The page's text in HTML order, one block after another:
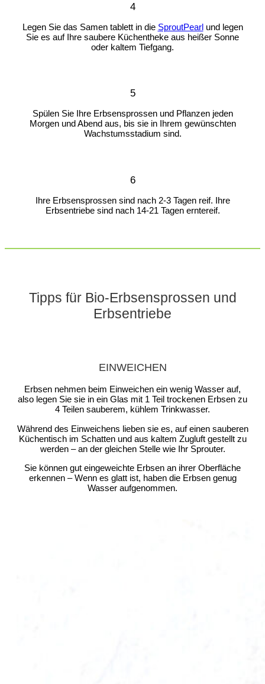
4
Legen Sie das Samen tablett in die SproutPearlund legen
Sie es auf Ihre saubere Küchentheke aus heißer Sonne
oder kaltem Tiefgang.
5
Spülen Sie Ihre Erbsensprossen und Pflanzen jeden
Morgen und Abend aus, bis sie in Ihrem gewünschten
Wachstumsstadium sind.
6
Ihre Erbsensprossen sind nach 2-3 Tagen reif. Ihre
Erbsentriebe sind nach 14-21 Tagen erntereif.
Tipps für Bio-Erbsensprossen und
Erbsentriebe
EINWEICHEN
Erbsen nehmen beim Einweichen ein wenig Wasser auf,
also legen Sie sie in ein Glas mit 1 Teil trockenen Erbsen zu
4 Teilen sauberem, kühlem Trinkwasser.
Während des Einweichens lieben sie es, auf einen sauberen
Küchentisch im Schatten und aus kaltem Zugluft gestellt zu
werden – an der gleichen Stelle wie Ihr Sprouter.
Sie können gut eingeweichte Erbsen an ihrer Oberfläche
erkennen – Wenn es glatt ist, haben die Erbsen genug
Wasser aufgenommen.